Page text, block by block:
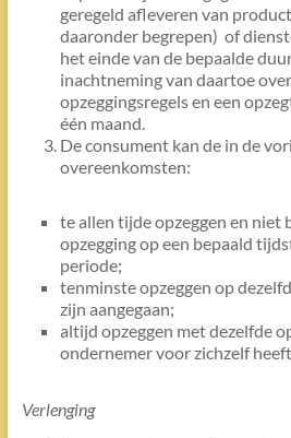
geregeld afleveren van
daaronder begrepen) of
het einde van de bepaalde
inachtneming van daartoe
opzeggingsregels en een
één maand.
De consument kan de in de
overeenkomsten:
te allen tijde opzeggen en
opzegging op een bepaald
periode;
tenminste opzeggen op
zijn aangegaan;
altijd opzeggen met dezelfde
ondernemer voor zichzelf
Verlenging